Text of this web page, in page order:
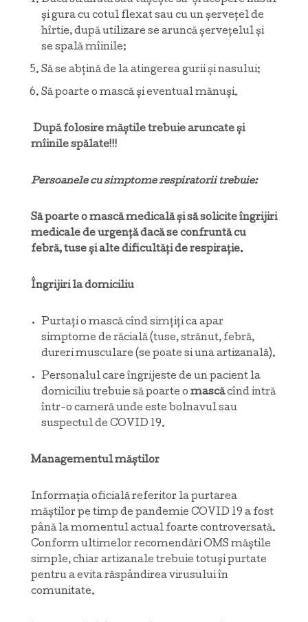
și gura cu cotul flexat sau cu un șervețel de
hîrtie, după utilizare se aruncă șervețelul și
se spală mîinile;
Să se abțină de la atingerea gurii și nasului;
Să poarte o mască și eventual mănuși.
După folosire măștile trebuie aruncate și
mîinile spălate!!!
Persoanele cu simptome respiratorii trebuie:
Să poarte o mască medicală și să solicite îngrijiri
medicale de urgență dacă se confruntă cu
febră, tuse și alte dificultăți de respirație.
Îngrijiri la domiciliu
Purtați o mască cînd simțiți ca apar
simptome de răcială (tuse, strănut, febră,
dureri musculare (se poate si una artizanală).
Personalul care îngrijeste de un pacient la
domiciliu trebuie să poarte o mascăcînd intră
într-o cameră unde este bolnavul sau
suspectul de COVID 19.
Managementul măștilor
Informația oficială referitor la purtarea
măștilor pe timp de pandemie COVID 19 a fost
până la momentul actual foarte controversată.
Conform ultimelor recomendări OMS măștile
simple, chiar artizanale trebuie totuși purtate
pentru a evita răspândirea virusului în
comunitate.